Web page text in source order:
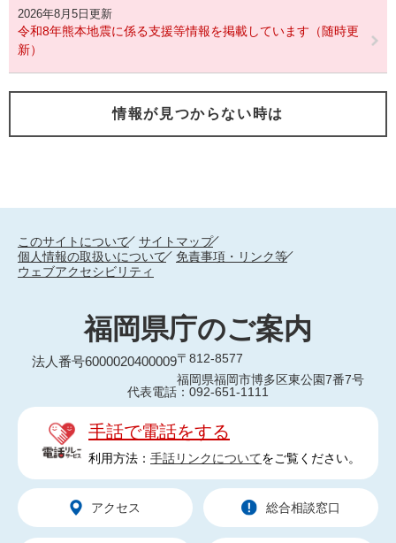
2026年8月5日更新
令和8年熊本地震に係る支援等情報を掲載しています（随時更
新）
情報が見つからない時は
このサイトについて
サイトマップ
個人情報の取扱いについて
免責事項・リンク等
ウェブアクセシビリティ
福岡県庁のご案内
法人番号6000020400009〒812-8577
福岡県福岡市博多区東公園7番7号
代表電話：092-651-1111
手話で電話をする
利用方法： 手話リンクについてをご覧ください。
アクセス 総合相談窓口